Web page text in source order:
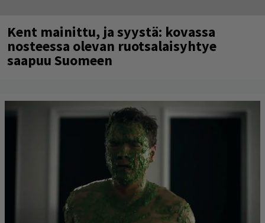
Kent mainittu, ja syystä: kovassa
nosteessa olevan ruotsalaisyhtye
saapuu Suomeen